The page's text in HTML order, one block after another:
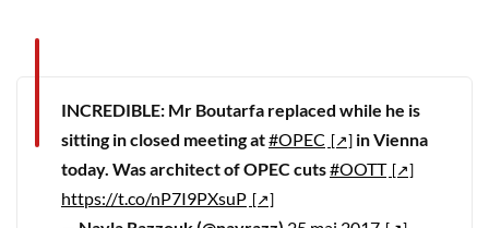
INCREDIBLE: Mr Boutarfa replaced while he is
sitting in closed meeting at#OPEC
in Vienna
today. Was architect of OPEC cuts#OOTT
https://t.co/nP7I9PXsuP